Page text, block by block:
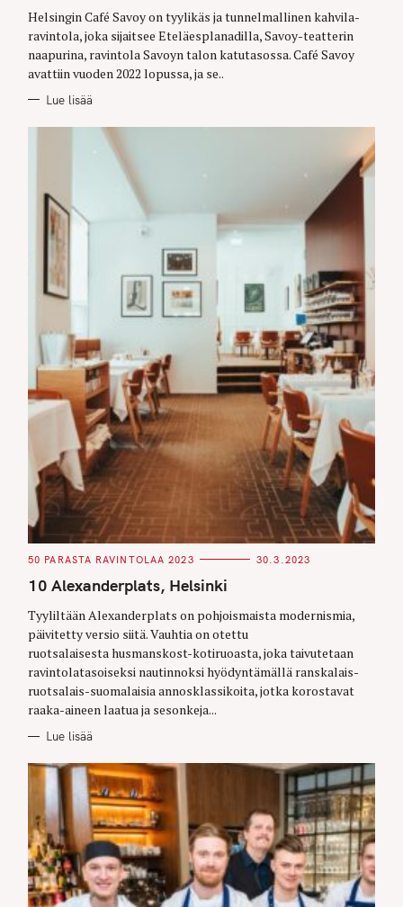
O
R
I
S
Helsingin Café Savoy on tyylikäs ja tunnelmallinen kahvila-
ravintola, joka sijaitsee Eteläesplanadilla, Savoy-teatterin
naapurina, ravintola Savoyn talon katutasossa. Café Savoy
avattiin vuoden 2022 lopussa, ja se..
Lue lisää
C
T
E
O
R
I
E
S
50 PARASTA RAVINTOLAA 2023 30.3.2023
10 Alexanderplats, Helsinki
Tyyliltään Alexanderplats on pohjoismaista modernismia,
päivitetty versio siitä. Vauhtia on otettu
ruotsalaisesta husmanskost-kotiruoasta, joka taivutetaan
ravintolatasoiseksi nautinnoksi hyödyntämällä ranskalais-
ruotsalais-suomalaisia annosklassikoita, jotka korostavat
raaka-aineen laatua ja sesonkeja...
Lue lisää